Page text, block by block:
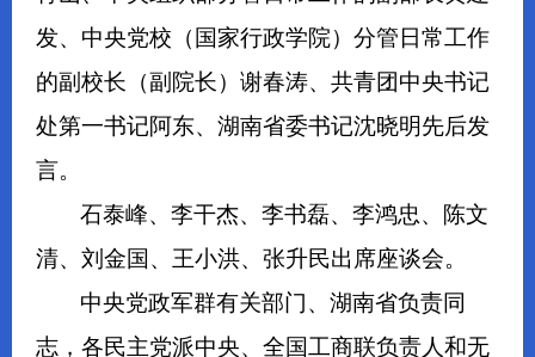
发、中央党校（国家行政学院）分管日常工作
的副校长（副院长）谢春涛、共青团中央书记
处第一书记阿东、湖南省委书记沈晓明先后发
言。
石泰峰、李干杰、李书磊、李鸿忠、陈文
清、刘金国、王小洪、张升民出席座谈会。
中央党政军群有关部门、湖南省负责同
志，各民主党派中央、全国工商联负责人和无